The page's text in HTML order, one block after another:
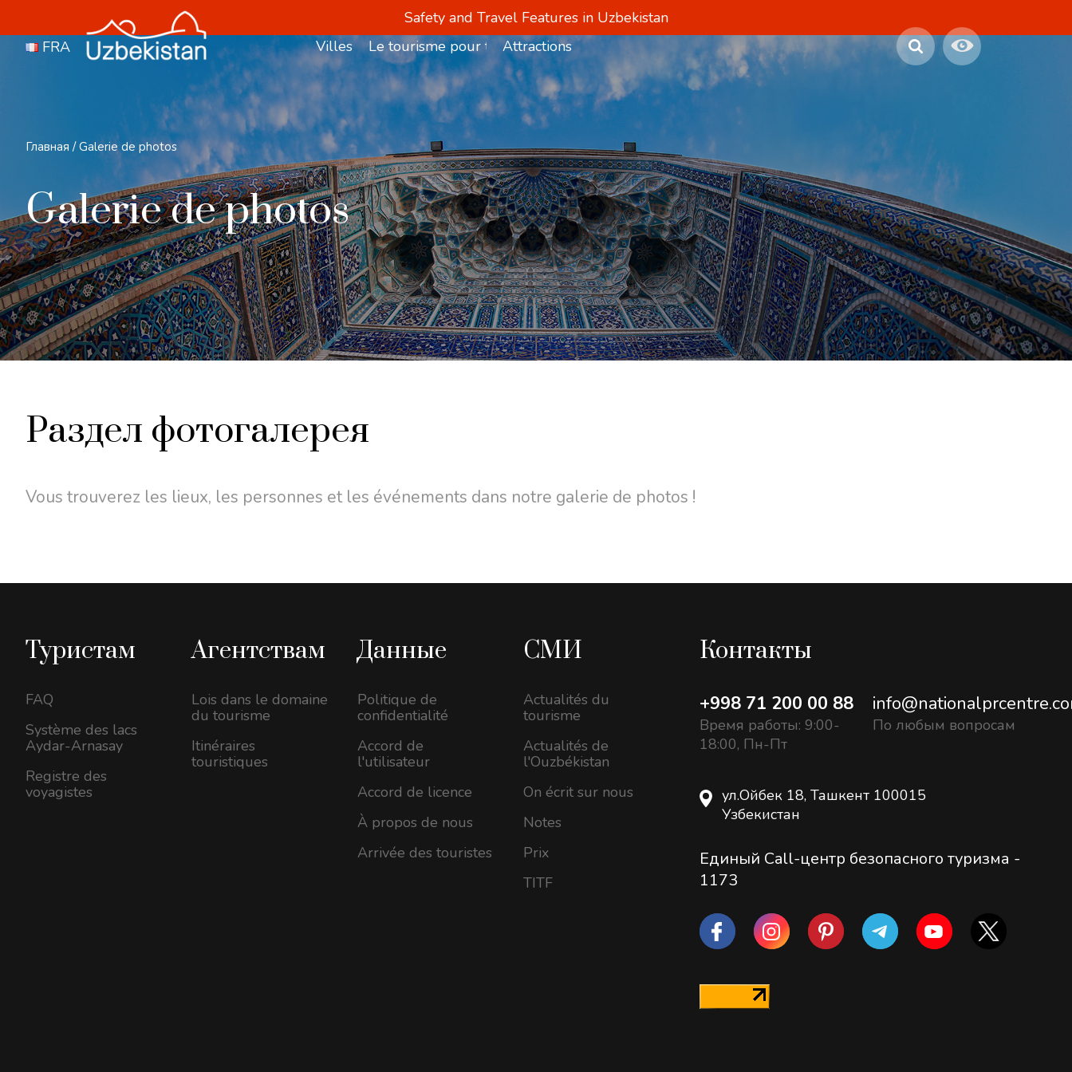
Safety and Travel Features in Uzbekistan
Villes
Le tourisme pour tousAttractions
FRA
Главная / Galerie de photos
Galerie de photos
Раздел фотогалерея
Vous trouverez les lieux, les personnes et les événements dans notre galerie de photos !
Туристам
FAQ
Système des lacs
Aydar-Arnasay
Registre des
voyagistes
Агентствам
Lois dans le domaine
du tourisme
Itinéraires
touristiques
Данные
Politique de
confidentialité
Accord de
l'utilisateur
Accord de licence
À propos de nous
Arrivée des touristes
СМИ
Actualités du
tourisme
Actualités de
l'Ouzbékistan
On écrit sur nous
Notes
Prix
TITF
Контакты
+998 71 200 00 88
Время работы: 9:00-
18:00, Пн-Пт
По любым вопросам
ул.Ойбек 18, Ташкент 100015
Узбекистан
Единый Call-центр безопасного туризма -
1173